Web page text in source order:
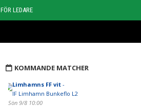
FÖR LEDARE
KOMMANDE MATCHER
Limhamns FF vit-
IF Limhamn Bunkeflo L2
Sön 9/8 10:00